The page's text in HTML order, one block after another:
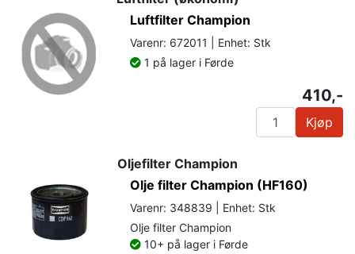
Luftfilter Champion
Varenr: 672011 | Enhet: Stk
1 på lager i Førde
410,-
Kjøp
Oljefilter Champion
Olje filter Champion (HF160)
Varenr: 348839 | Enhet: Stk
Olje filter Champion
10+ på lager i Førde